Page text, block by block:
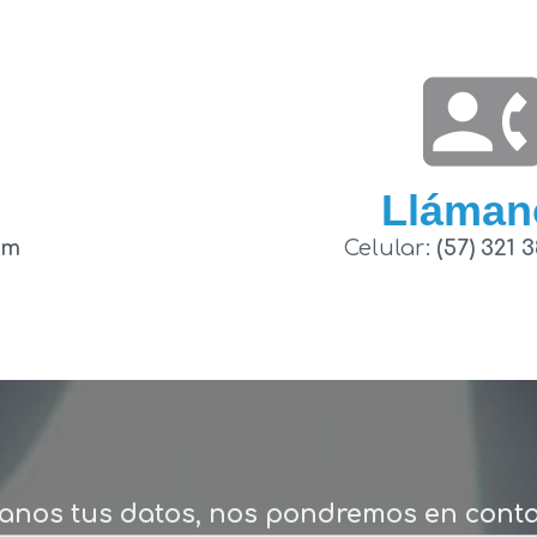
Celular: (57) 321
tus datos, nos pondremos en